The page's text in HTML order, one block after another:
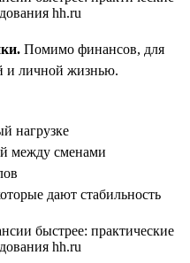
Помимо финансов, для
и личной жизнью.
нагрузке
между сменами
дают стабильность